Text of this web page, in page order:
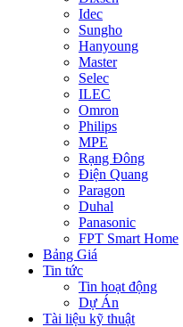
Idec
Sungho
Hanyoung
Master
Selec
ILEC
Omron
Philips
MPE
Rạng Đông
Điện Quang
Paragon
Duhal
Panasonic
FPT Smart Home
Bảng Giá
Tin tức
Tin hoạt động
Dự Án
Tài liệu kỹ thuật